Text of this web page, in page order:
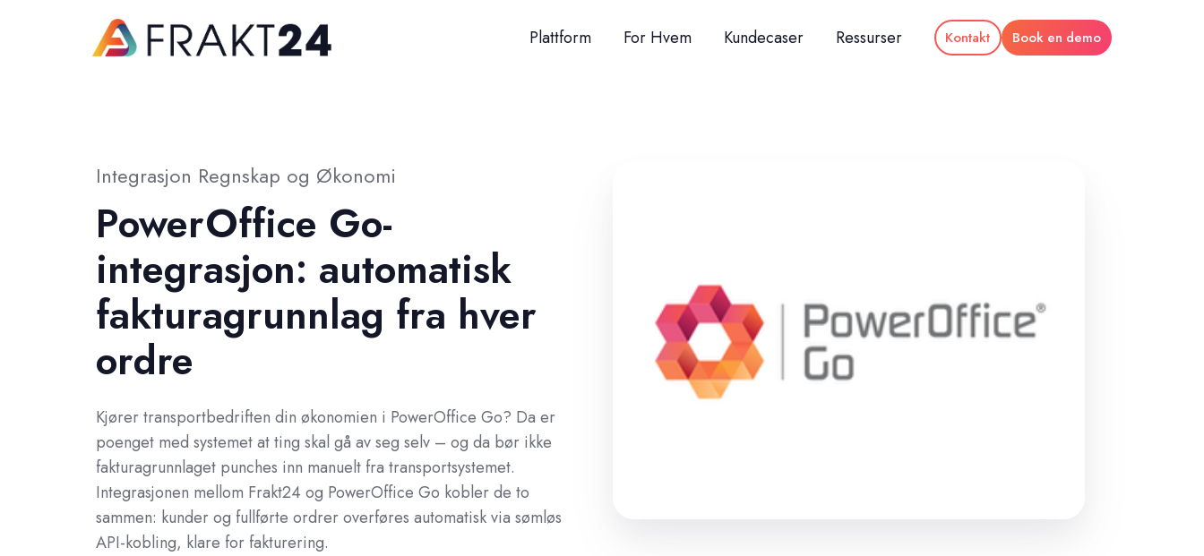
Plattform For Hvem Kundecaser Ressurser Kontakt Book en demo
Integrasjon Regnskap og Økonomi
PowerOffice Go-
integrasjon: automatisk
fakturagrunnlag fra hver
ordre
Kjører transportbedriften din økonomien i PowerOffice Go? Da er
poenget med systemet at ting skal gå av seg selv – og da bør ikke
fakturagrunnlaget punches inn manuelt fra transportsystemet.
Integrasjonen mellom Frakt24 og PowerOffice Go kobler de to
sammen: kunder og fullførte ordrer overføres automatisk via sømløs
API-kobling, klare for fakturering.